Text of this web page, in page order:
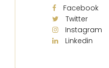
Facebook
Twitter
Instagram
Linkedin